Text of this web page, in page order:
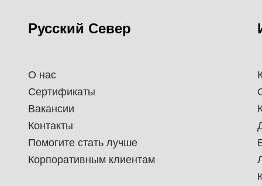
Русский Север
О нас
Сертификаты
Вакансии
Контакты
Помогите стать лучше
Корпоративным клиентам